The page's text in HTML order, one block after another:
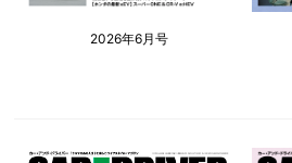
2026年6月号